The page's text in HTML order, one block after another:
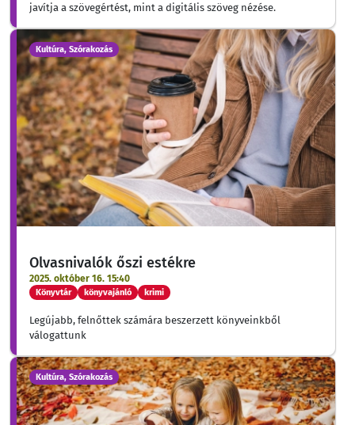
javítja a szövegértést, mint a digitális szöveg nézése.
Kultúra, Szórakozás
Olvasnivalók őszi estékre
2025. október 16. 15:40
Könyvtár könyvajánló krimi
Legújabb, felnőttek számára beszerzett könyveinkből
válogattunk
Kultúra, Szórakozás